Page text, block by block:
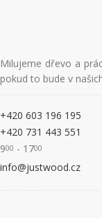
Milujeme dřevo a
pokud to bude v
+420 603 196 195
+420 731 443 551
900 - 1700
info@justwood.cz